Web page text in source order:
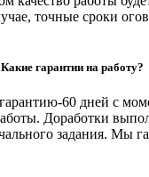
точные сроки
Какие гарантии на работу?
60 дней с
Доработки
задания. Мы